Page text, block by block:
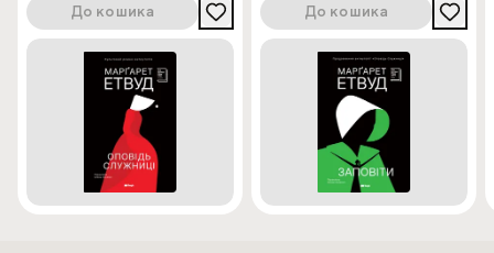
сюжету — ви не зможете відірватися від книжки!
До кошика До кошика